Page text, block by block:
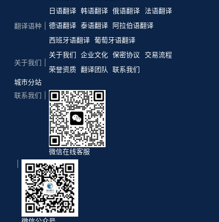
翻译语种
日语翻译 韩语翻译 俄语翻译
法语翻译
德语翻译 泰语翻译 阿拉伯语翻译
西班牙语翻译 葡萄牙语翻译
关于我们
关于我们 企业文化 保密协议
交易流程
荣誉资质 翻译团队
联系我们
城市分站
联系我们
微信在线客服